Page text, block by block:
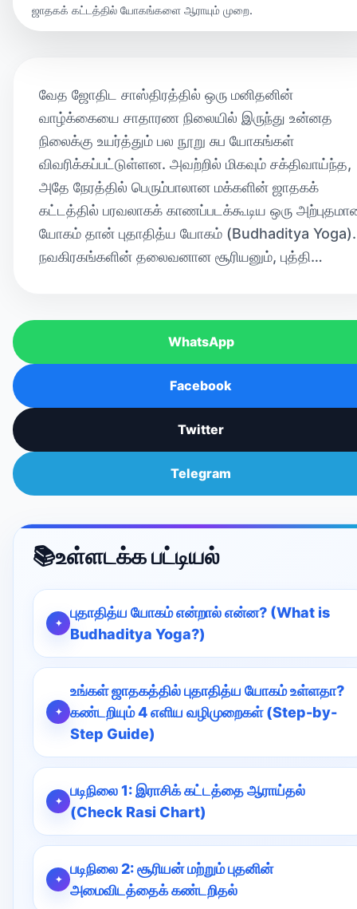
ஜாதகக் கட்டத்தில் யோகங்களை ஆராயும் முறை.
வேத ஜோதிட சாஸ்திரத்தில் ஒரு மனிதனின்
வாழ்க்கையை சாதாரண நிலையில் இருந்து உன்னத
நிலைக்கு உயர்த்தும் பல நூறு சுப யோகங்கள்
விவரிக்கப்பட்டுள்ளன. அவற்றில் மிகவும் சக்திவாய்ந்த,
அதே நேரத்தில் பெரும்பாலான மக்களின் ஜாதகக்
கட்டத்தில் பரவலாகக் காணப்படக்கூடிய ஒரு
யோகம் தான் புதாதித்ய யோகம் (Budhaditya Yoga).
நவகிரகங்களின் தலைவனான சூரியனும், புத்தி…
WhatsApp
Facebook
Twitter
Telegram
📚உள்ளடக்க பட்டியல்
புதாதித்ய யோகம் என்றால் என்ன? (What is
Budhaditya Yoga?)
உங்கள் ஜாதகத்தில் புதாதித்ய யோகம் உள்ளதா?
கண்டறியும் 4 எளிய வழிமுறைகள் (Step-by-
Step Guide)
படிநிலை 1: இராசிக் கட்டத்தை ஆராய்தல்
(Check Rasi Chart)
படிநிலை 2: சூரியன் மற்றும் புதனின்
அமைவிடத்தைக் கண்டறிதல்